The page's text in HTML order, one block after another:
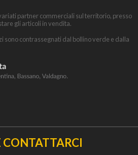
partner commerciali sul territorio, presso
gli articoli in vendita.
sono contrassegnati dal bollino verde e dalla
CONTATTARCI